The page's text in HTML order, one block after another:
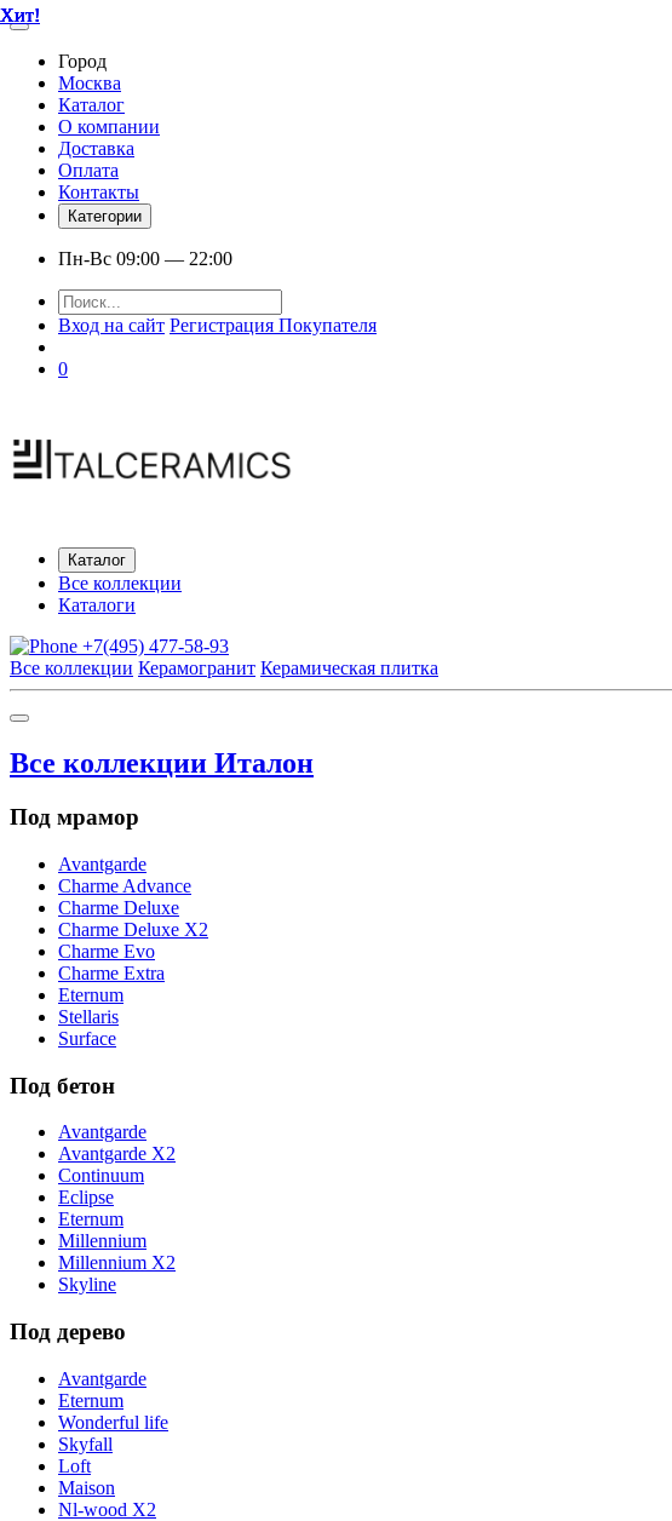
Город
Москва
Каталог
О компании
Доставка
Оплата
Контакты
Категории
Пн-Вс 09:00 — 22:00
Вход на сайт Регистрация Покупателя
0
Каталог
Все коллекции
Каталоги
+7(495) 477-58-93
Все коллекции Керамогранит Керамическая плитка
Все коллекции Италон
Под мрамор
Avantgarde
Charme Advance
Charme Deluxe
Charme Deluxe X2
Charme Evo
Charme Extra
Eternum
Stellaris
Surface
Под бетон
Avantgarde
Avantgarde X2
Continuum
Eclipse
Eternum
Millennium
Millennium X2
Skyline
Под дерево
Avantgarde
Eternum
Wonderful life
Skyfall
Loft
Maison
Nl-wood X2
Хит!
Хит!
Хит!
Хит!
Хит!
Хит!